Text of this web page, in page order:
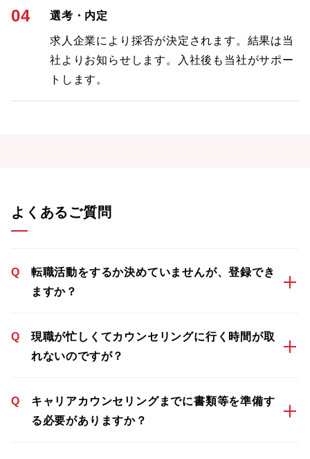
04 選考・内定
求人企業により採否が決定されます。結果は当
社よりお知らせします。入社後も当社がサポー
トします。
よくあるご質問
Q
転職活動をするか決めていませんが、登録でき
ますか？
Q
現職が忙しくてカウンセリングに行く時間が取
れないのですが？
Q
キャリアカウンセリングまでに書類等を準備す
る必要がありますか？